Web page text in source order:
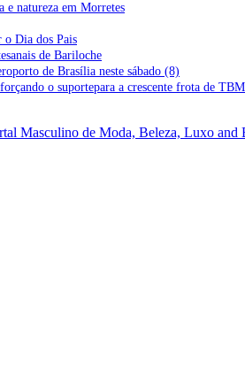
natureza em Morretes
o Dia dos Pais
de Bariloche
de Brasília neste sábado (8)
o suportepara a crescente frota de